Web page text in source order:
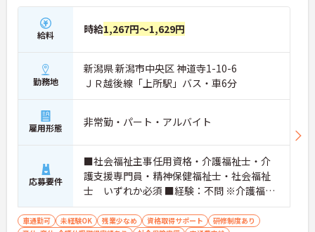
給料 時給1,267円～1,629円
勤務地
新潟県 新潟市中央区 神道寺1-10-6
ＪＲ越後線「上所駅」バス・車6分
雇用形態 非常勤・パート・アルバイト
応募要件
■社会福祉主事任用資格・介護福祉士・介
護支援専門員・精神保健福祉士・社会福祉
士 いずれか必須 ■経験：不問 ※介護福祉
士の場合は、介護保険サービス事業所にお
いて、介護職員として常勤で5年以上の勤務
車通勤可 未経験OK 残業少なめ 資格取得サポート
研修制度あり